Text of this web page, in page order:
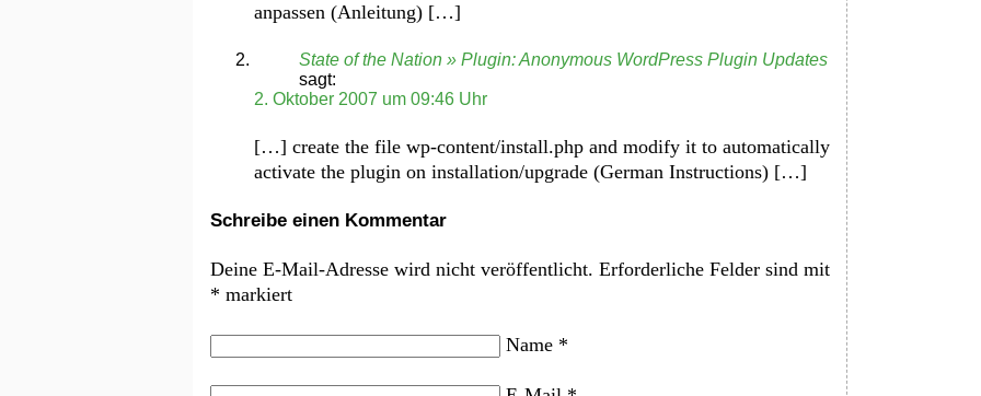
anpassen (Anleitung) […]
State of the Nation » Plugin: Anonymous WordPress Plugin Updates
sagt:
2. Oktober 2007 um 09:46 Uhr
[…] create the file wp-content/install.php and modify it to automatically
activate the plugin on installation/upgrade (German Instructions) […]
Schreibe einen Kommentar
Deine E-Mail-Adresse wird nicht veröffentlicht. Erforderliche Felder sind mit
* markiert
Name *